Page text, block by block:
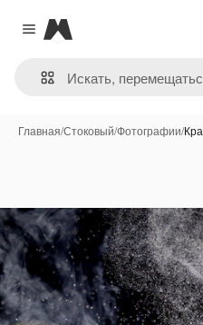
Close menu
Magnific
Главная/Стоковый/Фотографии/